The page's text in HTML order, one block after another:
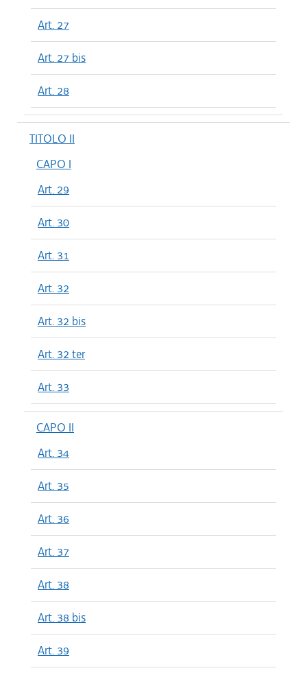
Art. 27
Art. 27 bis
Art. 28
TITOLO II
CAPO I
Art. 29
Art. 30
Art. 31
Art. 32
Art. 32 bis
Art. 32 ter
Art. 33
CAPO II
Art. 34
Art. 35
Art. 36
Art. 37
Art. 38
Art. 38 bis
Art. 39